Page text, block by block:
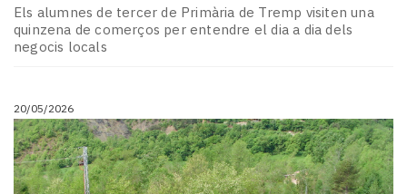
Els alumnes de tercer de Primària de Tremp visiten una
quinzena de comerços per entendre el dia a dia dels
negocis locals
20/05/2026